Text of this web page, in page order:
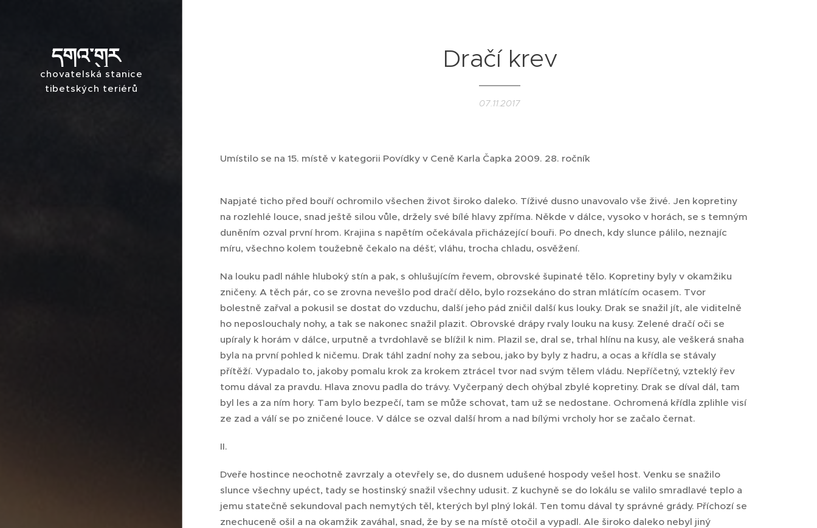
དགའ་གུར
Dga' gur
chovatelská stanice
tibetských teriérů
Dračí krev
07.11.2017
Umístilo se na 15. místě v kategorii Povídky v Ceně Karla Čapka 2009. 28. ročník
Napjaté ticho před bouří ochromilo všechen život široko daleko. Tíživé dusno unavovalo vše živé. Jen kopretiny
na rozlehlé louce, snad ještě silou vůle, držely své bílé hlavy zpříma. Někde v dálce, vysoko v horách, se s temným
duněním ozval první hrom. Krajina s napětím očekávala přicházející bouři. Po dnech, kdy slunce pálilo, neznajíc
míru, všechno kolem toužebně čekalo na déšť, vláhu, trocha chladu, osvěžení.
Na louku padl náhle hluboký stín a pak, s ohlušujícím řevem, obrovské šupinaté tělo. Kopretiny byly v okamžiku
zničeny. A těch pár, co se zrovna nevešlo pod dračí dělo, bylo rozsekáno do stran mlátícím ocasem. Tvor
bolestně zařval a pokusil se dostat do vzduchu, další jeho pád zničil další kus louky. Drak se snažil jít, ale viditelně
ho neposlouchaly nohy, a tak se nakonec snažil plazit. Obrovské drápy rvaly louku na kusy. Zelené dračí oči se
upíraly k horám v dálce, urputně a tvrdohlavě se blížil k nim. Plazil se, dral se, trhal hlínu na kusy, ale veškerá snaha
byla na první pohled k ničemu. Drak táhl zadní nohy za sebou, jako by byly z hadru, a ocas a křídla se stávaly
přítěží. Vypadalo to, jakoby pomalu krok za krokem ztrácel tvor nad svým tělem vládu. Nepříčetný, vzteklý řev
tomu dával za pravdu. Hlava znovu padla do trávy. Vyčerpaný dech ohýbal zbylé kopretiny. Drak se díval dál, tam
byl les a za ním hory. Tam bylo bezpečí, tam se může schovat, tam už se nedostane. Ochromená křídla zplihle visí
ze zad a válí se po zničené louce. V dálce se ozval další hrom a nad bílými vrcholy hor se začalo černat.
II.
Dveře hostince neochotně zavrzaly a otevřely se, do dusnem udušené hospody vešel host. Venku se snažilo
slunce všechny upéct, tady se hostinský snažil všechny udusit. Z kuchyně se do lokálu se valilo smradlavé teplo a
jemu statečně sekundoval pach nemytých těl, kterých byl plný lokál. Ten tomu dával ty správné grády. Příchozí se
znechuceně ošil a na okamžik zaváhal, snad, že by se na místě otočil a vypadl. Ale široko daleko nebyl jiný